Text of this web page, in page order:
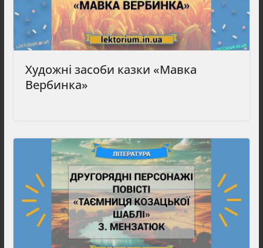
Художні засоби казки «Мавка
Вербинка»